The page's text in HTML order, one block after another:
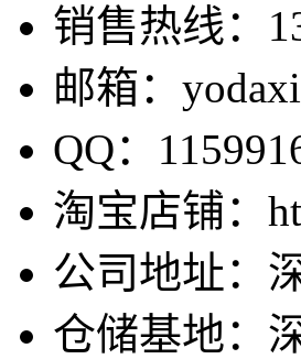
销售热线：
邮箱：
QQ：
淘宝店铺：
公司地址：
仓储基地：